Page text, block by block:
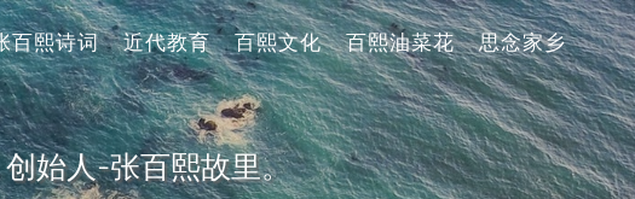
百熙诗词 近代教育 百熙文化 百熙油菜花 思念家乡
始人-张百熙故里。